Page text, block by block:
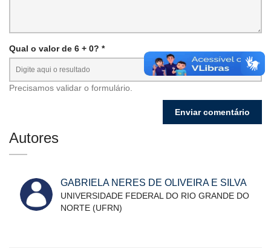
Qual o valor de 6 + 0? *
Precisamos validar o formulário.
Autores
GABRIELA NERES DE OLIVEIRA E SILVA
UNIVERSIDADE FEDERAL DO RIO GRANDE DO
NORTE (UFRN)